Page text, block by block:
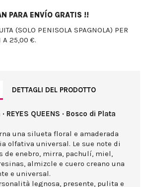
PARA ENVÍO GRATIS !!
(SOLO PENISOLA SPAGNOLA) PER
A 25,00 €.
DETTAGLI DEL PRODOTTO
REYES QUEENS · Bosco di Plata
una silueta floral e amaderada
olfativa universal. Le sue note di
de enebro, mirra, pachulí, miel,
almizcle e cuero creano una
e universal.
legnosa, presente, pulita e